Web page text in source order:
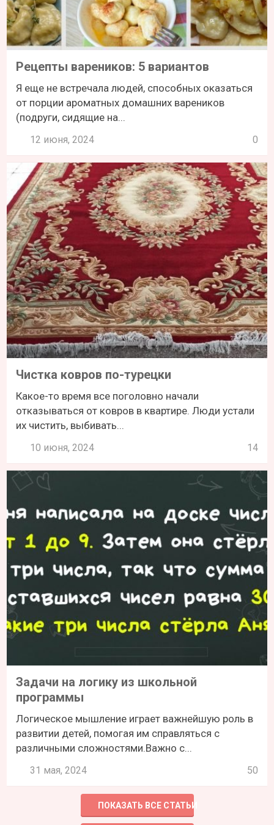
Рецепты вареников: 5 вариантов
Я еще не встречала людей, способных оказаться
от порции ароматных домашних вареников
(подруги, сидящие на...
12 июня, 2024 0
Чистка ковров по-турецки
Какое-то время все поголовно начали
отказываться от ковров в квартире. Люди устали
их чистить, выбивать...
10 июня, 2024 14
Задачи на логику из школьной
программы
Логическое мышление играет важнейшую роль в
развитии детей, помогая им справляться с
различными сложностями.Важно с...
31 мая, 2024 50
ПОКАЗАТЬ ВСЕ СТАТЬИ